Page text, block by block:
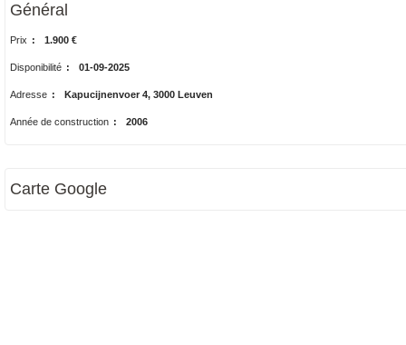
Général
Prix : 1.900 €
Disponibilité : 01-09-2025
Adresse : Kapucijnenvoer 4, 3000 Leuven
Année de construction : 2006
Carte Google